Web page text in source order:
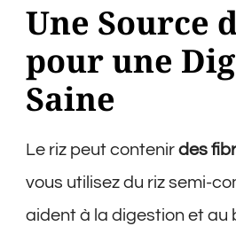
Une Source
pour une
Saine
Le riz peut contenir des
vous utilisez du riz semi-
aident à la digestion et au